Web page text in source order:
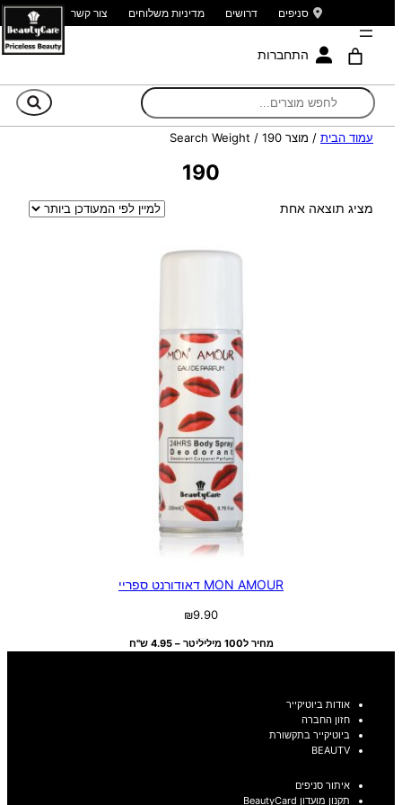
סניפים דרושים מדיניות משלוחים צור קשר
התחברות
עמוד הבית / מוצר Search Weight / 190
190
מציג תוצאה אחת
MON AMOUR דאודורנט ספריי
₪9.90
מחיר ל100 מיליליטר – 4.95 ש"ח
אודות ביוטיקייר
חזון החברה
ביוטיקייר בתקשורת
BEAUTV
איתור סניפים
תקנון מועדון BeautyCard